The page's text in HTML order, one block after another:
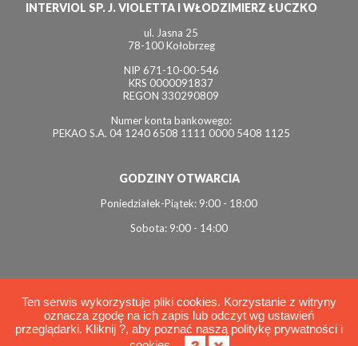
INTERVIOL SP. J. VIOLETTA I WŁODZIMIERZ ŁUCZKO
ul. Jasna 25
78-100 Kołobrzeg
NIP 671-10-00-546
KRS 0000091837
REGON 330290809
Numer konta bankowego:
PEKAO S.A. 04 1240 6508 1111 0000 5408 1125
GODZINY OTWARCIA
Poniedziałek-Piątek: 9:00 - 18:00
Sobota: 9:00 - 14:00
© 2026 Interviol
Polityka cookies
Ten serwis wykorzystuje pliki cookies. Korzystanie z witryny
oznacza zgodę na ich zapis lub odczyt wg ustawień
przeglądarki. Kliknij ?, aby poznać naszą politykę prywatności i